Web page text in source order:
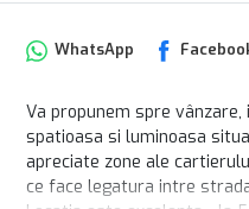
WhatsApp
Va propunem spre
spatioasa si luminoasa
apreciate zone ale
ce face legatura intre